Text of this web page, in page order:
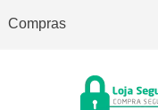
Compras